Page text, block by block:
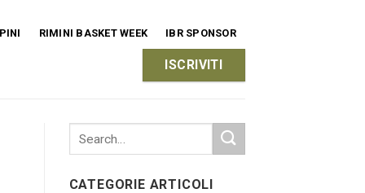
RIMINI BASKET WEEK IBR SPONSOR
ISCRIVITI
CATEGORIE ARTICOLI